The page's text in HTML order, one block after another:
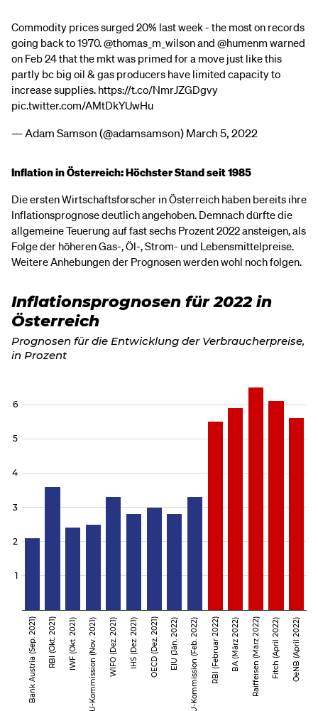
Commodity prices surged 20% last week - the most on records
going back to 1970.@thomas_m_wilsonand @humenm warned
on Feb 24 that the mkt was primed for a move just like this
partly bc big oil & gas producers have limited capacity to
increase supplies. https://t.co/NmrJZGDgvy
pic.twitter.com/AMtDkYUwHu
— Adam Samson (@adamsamson)March 5, 2022
Inflation in Österreich: Höchster Stand seit 1985
Die ersten Wirtschaftsforscher in Österreich haben bereits ihre
Inflationsprognose deutlich angehoben. Demnach dürfte die
allgemeine Teuerung auf fast sechs Prozent 2022 ansteigen, als
Folge der höheren Gas-, Öl-, Strom- und Lebensmittelpreise.
Weitere Anhebungen der Prognosen werden wohl noch folgen.